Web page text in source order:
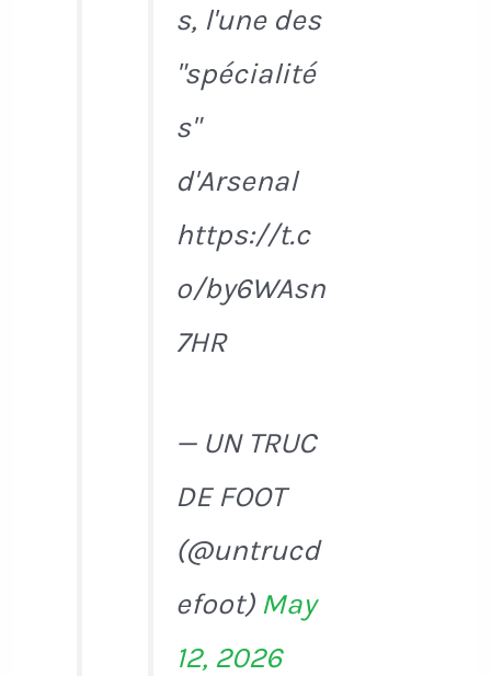
s, l'une des
"spécialité
s"
d'Arsenal
https://t.c
o/by6WAsn
7HR
— UN TRUC
DE FOOT
(@untrucd
efoot) May
12, 2026